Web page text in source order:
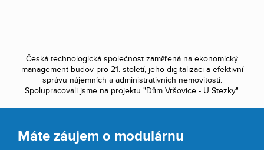
Česká technologická společnost zaměřená na ekonomický
management budov pro 21. století, jeho digitalizaci a efektivní
správu nájemních a administrativních nemovitostí.
Spolupracovali jsme na projektu "Dům Vršovice - U Stezky".
Máte záujem o modulárnu